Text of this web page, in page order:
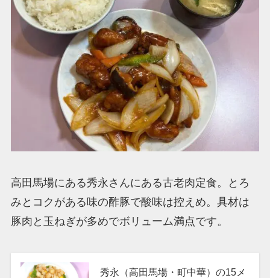
高田馬場にある秀永さんにある古老肉定食。とろ
みとコクがある味の酢豚で酸味は控えめ。具材は
豚肉と玉ねぎが多めでボリューム満点です。
秀永（高田馬場・町中華）の15メ